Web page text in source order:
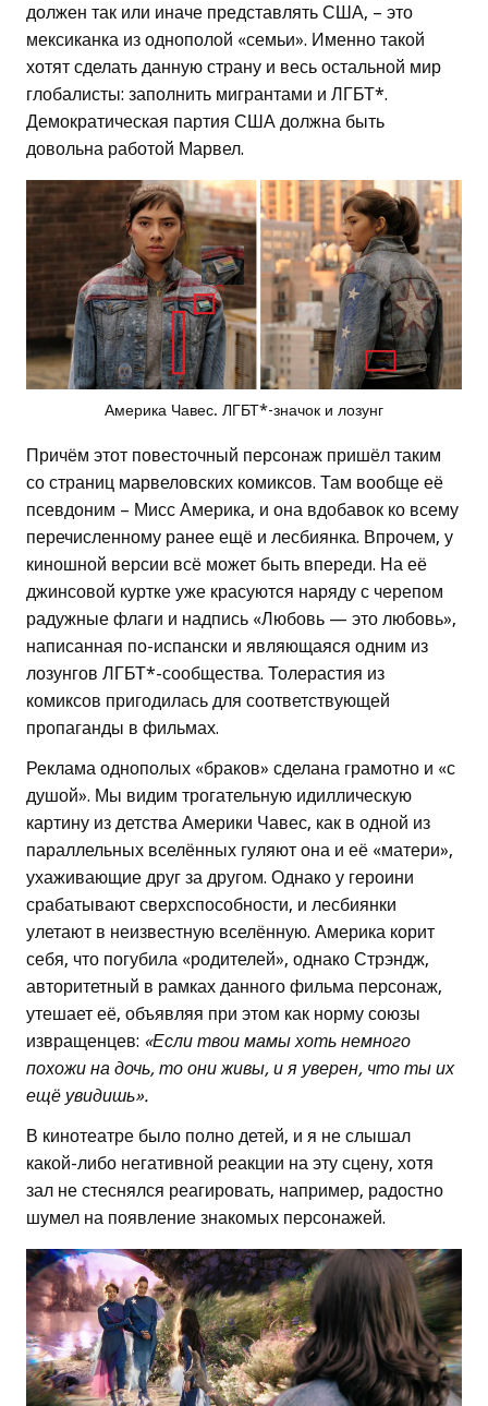
должен так или иначе представлять США, – это
мексиканка из однополой «семьи». Именно такой
хотят сделать данную страну и весь остальной мир
глобалисты: заполнить мигрантами и ЛГБТ*.
Демократическая партия США должна быть
довольна работой Марвел.
Америка Чавес. ЛГБТ*-значок и лозунг
Причём этот повесточный персонаж пришёл таким
со страниц марвеловских комиксов. Там вообще её
псевдоним – Мисс Америка, и она вдобавок ко всему
перечисленному ранее ещё и лесбиянка. Впрочем, у
киношной версии всё может быть впереди. На её
джинсовой куртке уже красуются наряду с черепом
радужные флаги и надпись «Любовь — это любовь»,
написанная по-испански и являющаяся одним из
лозунгов ЛГБТ*-сообщества. Толерастия из
комиксов пригодилась для соответствующей
пропаганды в фильмах.
Реклама однополых «браков» сделана грамотно и «с
душой». Мы видим трогательную идиллическую
картину из детства Америки Чавес, как в одной из
параллельных вселённых гуляют она и её «матери»,
ухаживающие друг за другом. Однако у героини
срабатывают сверхспособности, и лесбиянки
улетают в неизвестную вселённую. Америка корит
себя, что погубила «родителей», однако Стрэндж,
авторитетный в рамках данного фильма персонаж,
утешает её, объявляя при этом как норму союзы
извращенцев: «Если твои мамы хоть немного
похожи на дочь, то они живы, и я уверен, что ты их
ещё увидишь».
В кинотеатре было полно детей, и я не слышал
какой-либо негативной реакции на эту сцену, хотя
зал не стеснялся реагировать, например, радостно
шумел на появление знакомых персонажей.